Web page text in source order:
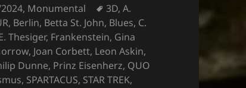
, Monumental Schlagwörter
3D,A.
, Berlin, Betta St. John, Blues, C.
Thesiger, Frankenstein, Gina
, Joan Corbett, Leon Askin,
Dunne, Prinz Eisenherz, QUO
, SPARTACUS, STAR TREK,